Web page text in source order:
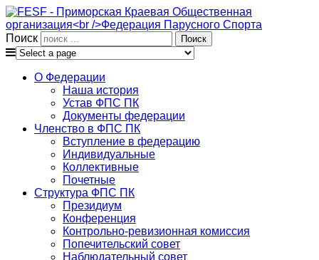
Поиск
О Федерации
Наша история
Устав ФПС ПК
Документы федерации
Членство в ФПС ПК
Вступление в федерацию
Индивидуальные
Коллективные
Почетные
Структура ФПС ПК
Президиум
Конференция
Контрольно-ревизионная комиссия
Попечительский совет
Наблюдательный совет